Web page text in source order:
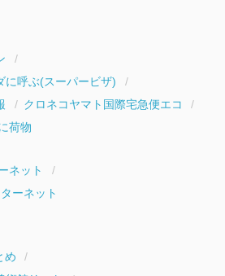
に呼ぶ(スーパービザ)
クロネコヤマト国際宅急便エコ
荷物
ネット
ーネット
め